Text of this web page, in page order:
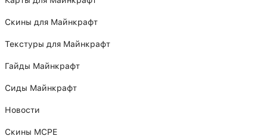
Скины для Майнкрафт
Текстуры для Майнкрафт
Гайды Майнкрафт
Сиды Майнкрафт
Новости
Скины MCPE